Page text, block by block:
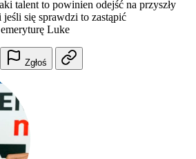
talent to powinien odejść na przyszły
się sprawdzi to zastąpić
Luke
Zgłoś